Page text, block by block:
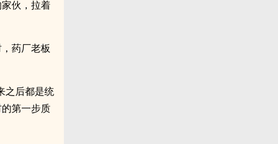
伙，拉着
药厂老板
之后都是统
第一步质